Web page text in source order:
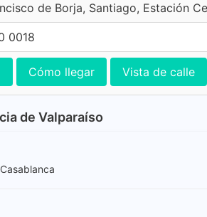
de Borja, Santiago, Estación
0018
Cómo llegar Vista de calle
de Valparaíso